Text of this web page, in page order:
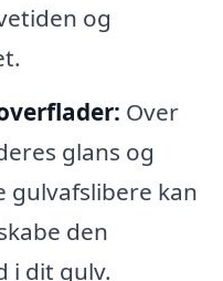
og
Over
glans og
gulvafslibere kan
den
i dit gulv.